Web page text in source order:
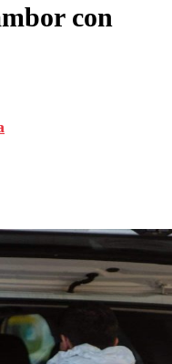
con